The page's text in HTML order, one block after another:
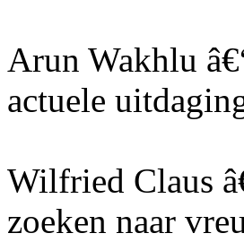
Arun Wakhlu
actuele
Wilfried Claus
zoeken naar